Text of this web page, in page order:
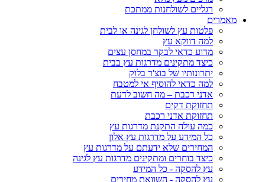
רגליים לשולחנות ממתכת
מאמרים
פלטות עץ לשולחן לגינה או לבית
למה דווקא עץ
מדוע כדאי לבקר במחסן עצים
כיצד מתקינים מדרגות עץ בבית
יתרונותיו של בוצ'ר בלוק
למה כדאי להוסיף אי למטבח
אדני רכבת – מה חשוב לדעת
תחזוקת דקים
תחזוקת אדני רכבת
כמה עולה התקנת מדרגות עץ
כל המידע על מדרגות עץ אלון
המחירים שלא ידעתם על מדרגות עץ
כיצד בוחרים ומתקינים מדרגות עץ לגינה
עץ להסקה - כל המידע
עץ להסקה - השוואת מחירים